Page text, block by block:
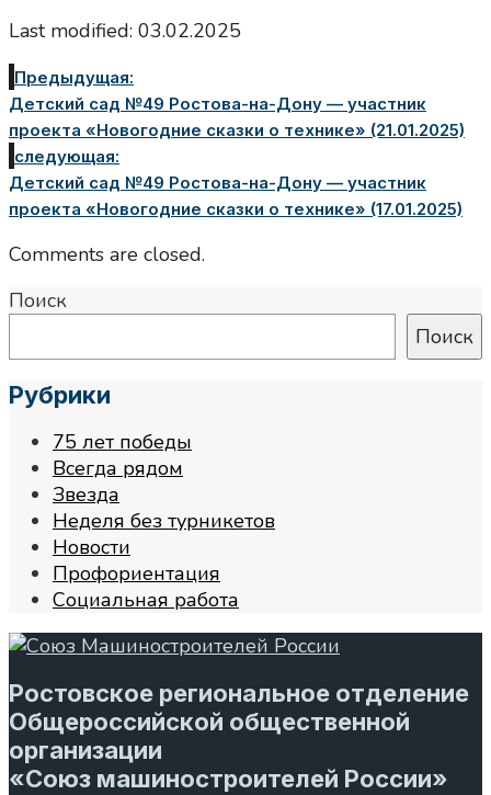
Last modified: 03.02.2025
Предыдущая:
Детский сад №49 Ростова-на-Дону — участник
проекта «Новогодние сказки о технике» (21.01.2025)
следующая:
Детский сад №49 Ростова-на-Дону — участник
проекта «Новогодние сказки о технике» (17.01.2025)
Comments are closed.
Поиск
Поиск
Рубрики
75 лет победы
Всегда рядом
Звезда
Неделя без турникетов
Новости
Профориентация
Социальная работа
Ростовское региональное отделение
Общероссийской общественной
организации
«Союз машиностроителей России»